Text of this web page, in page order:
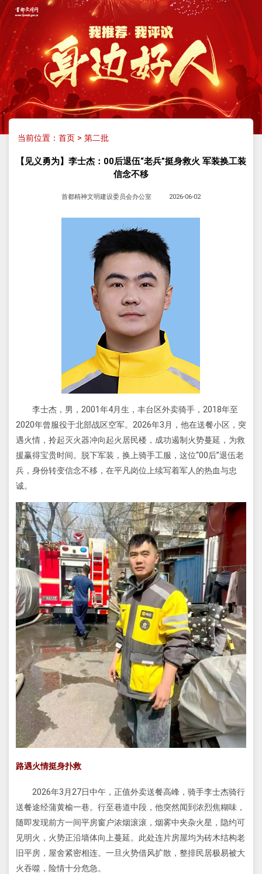
当前位置： 首页> 第二批
【见义勇为】李士杰：00后退伍“老兵”挺身救火 军装换工装
信念不移
首都精神文明建设委员会办公室 2026-06-02
李士杰，男，2001年4月生，丰台区外卖骑手，2018年至
2020年曾服役于北部战区空军。2026年3月，他在送餐小区，突
遇火情，拎起灭火器冲向起火居民楼，成功遏制火势蔓延，为救
援赢得宝贵时间。脱下军装，换上骑手工服，这位“00后”退伍老
兵，身份转变信念不移，在平凡岗位上续写着军人的热血与忠
诚。
路遇火情挺身扑救
2026年3月27日中午，正值外卖送餐高峰，骑手李士杰骑行
送餐途经蒲黄榆一巷。行至巷道中段，他突然闻到浓烈焦糊味，
随即发现前方一间平房窗户浓烟滚滚，烟雾中夹杂火星，隐约可
见明火，火势正沿墙体向上蔓延。此处连片房屋均为砖木结构老
旧平房，屋舍紧密相连。一旦火势借风扩散，整排民居极易被大
火吞噬，险情十分危急。